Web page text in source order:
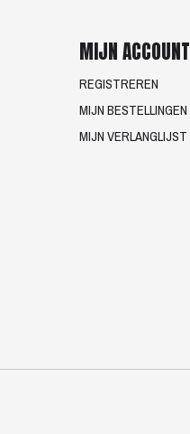
MIJN ACCOUNT
REGISTREREN
MIJN BESTELLINGEN
MIJN VERLANGLIJST